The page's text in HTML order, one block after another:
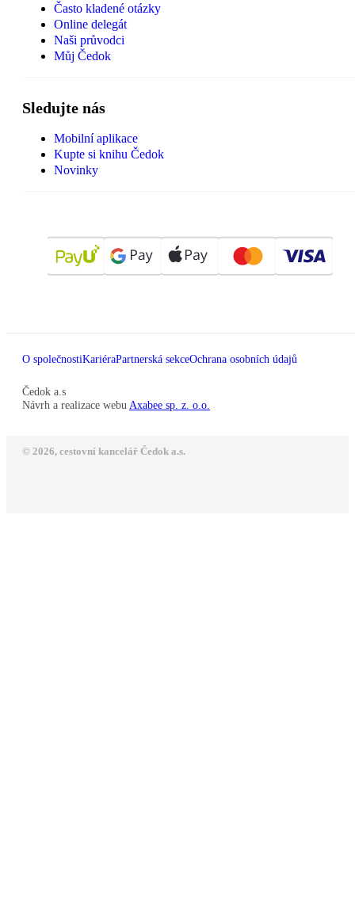
Často kladené otázky
Online delegát
Naši průvodci
Můj Čedok
Sledujte nás
Mobilní aplikace
Kupte si knihu Čedok
Novinky
O společnostiKariéraPartnerská sekceOchrana osobních údajů
Čedok a.s
Návrh a realizace webu Axabee sp. z. o.o.
© 2026, cestovní kancelář Čedok a.s.